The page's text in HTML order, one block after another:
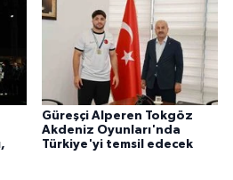
Güreşçi Alperen Tokgöz
Akdeniz Oyunları'nda
Türkiye'yi temsil edecek